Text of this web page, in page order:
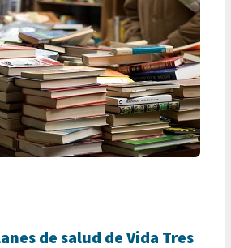
de salud de Vida Tres